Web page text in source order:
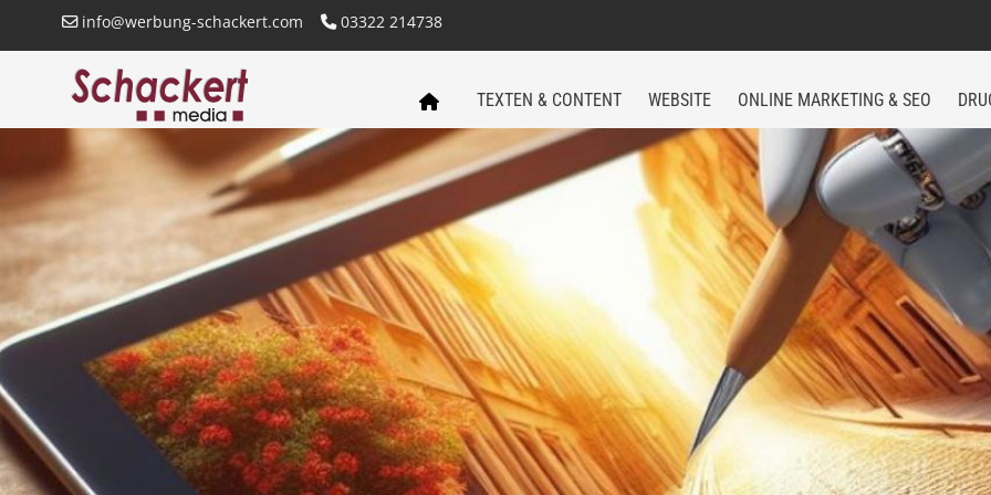
info@werbung-schackert.com 03322 214738
SCHACKERT
MEDIA
STARTSEITE
TEXTEN & CONTENT WEBSITE ONLINE MARKETING & SEO